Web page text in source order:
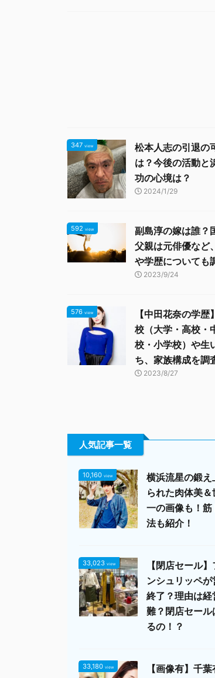
347 view
松本人志の引退の
は？今後の活動と
功の心境は？
2024/1/29
592 view
副島淳の嫁は誰？
父親は元俳優など
や学歴についても
2023/9/24
576 view
【中田花奈の学歴
校（大学・高校・
校・小学校）や生
ち、家族構成を調
2023/8/27
人気記事一覧
10,160 view
横浜流星の鍛え
られた肉体美＆
一の画像も！筋
法も紹介！
33,023 view
【閉店セール】
ンシュリッペが
終了？理由は経
難？閉店セール
るの！？
33,180 view
【画像有】千